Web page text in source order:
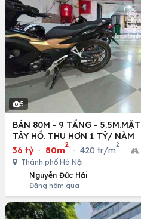
5
BÁN 80M - 9 TẦNG -
TÂY HỒ. THU HƠN 1 TỶ/ NĂM
36 tỷ · 80m
2
· 420 tr/m
2
·
Thành phố Hà Nội
Nguyễn Đức Hải
Đăng hôm qua